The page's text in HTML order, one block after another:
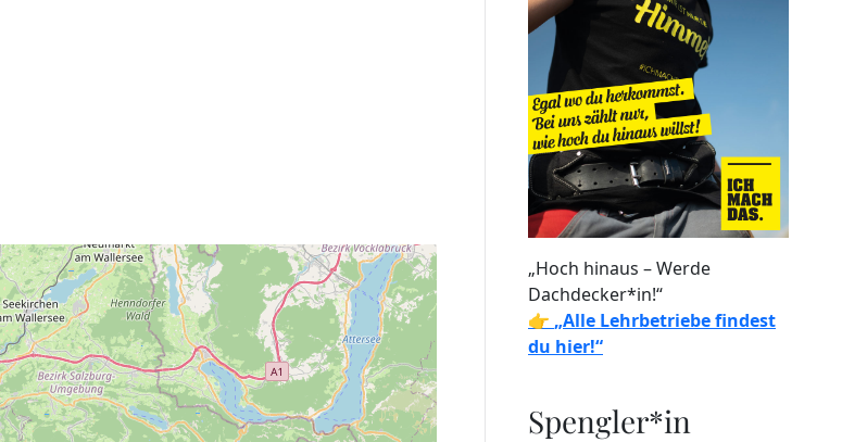
„Hoch hinaus – Werde
Dachdecker*in!“
👉 „Alle Lehrbetriebe findest
du hier!“
Spengler*in